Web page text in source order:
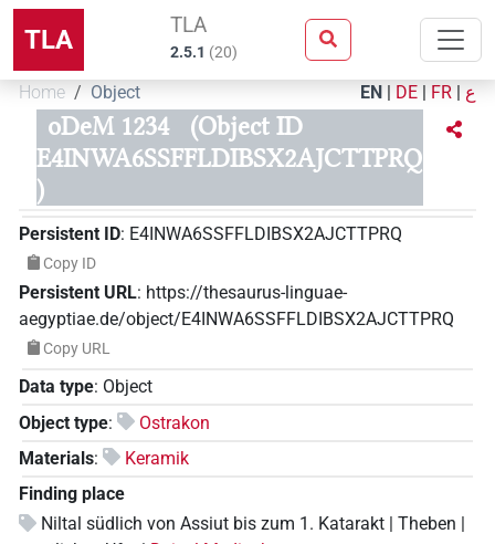
TLA TLA
2.5.1 (20)
Home Object EN | DE | FR | ع
oDeM 1234
(Object ID
E4INWA6SSFFLDIBSX2AJCTTPRQ
)
Persistent ID: E4INWA6SSFFLDIBSX2AJCTTPRQ
Copy ID
Persistent URL: https://thesaurus-linguae-
aegyptiae.de/object/E4INWA6SSFFLDIBSX2AJCTTPRQ
Copy URL
Data type: Object
Object type:
Ostrakon
Materials:
Keramik
Finding place
Niltal südlich von Assiut bis zum 1. Katarakt | Theben |